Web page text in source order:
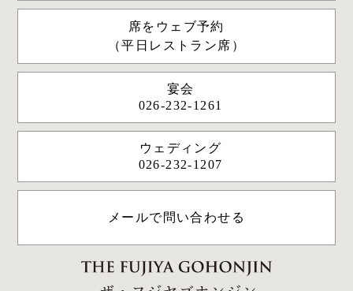
席をウェブ予約
（平日レストラン席）
宴会
026-232-1261
ウェディング
026-232-1207
メールで問い合わせる